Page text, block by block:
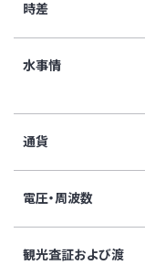
時差
水事情
通貨
電圧・周波数
観光査証および渡